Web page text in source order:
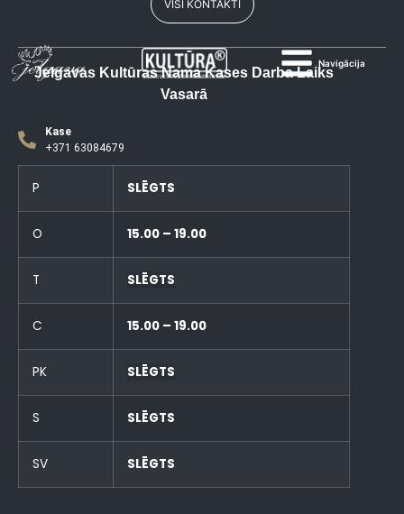
Navigācija
VISI KONTAKTI
Jelgavas Kultūras Nama Kases Darba Laiks
Vasarā
Kase
+371 63084679
P SLĒGTS
O 15.00 – 19.00
T SLĒGTS
C 15.00 – 19.00
PK SLĒGTS
S SLĒGTS
SV SLĒGTS